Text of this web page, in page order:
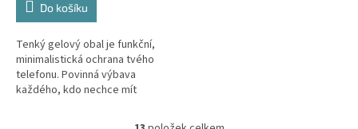
Do košíku
Tenký gelový obal je funkční,
minimalistická ochrana tvého
telefonu. Povinná výbava
každého, kdo nechce mít